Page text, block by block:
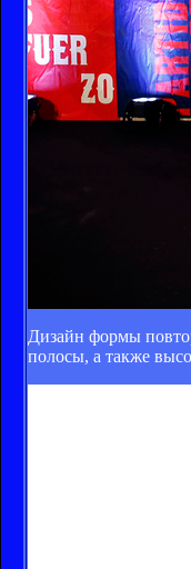
Дизайн формы
полосы, а также